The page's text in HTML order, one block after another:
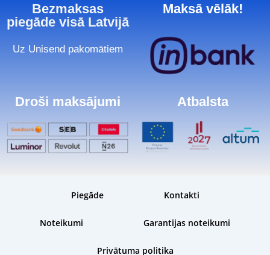
Bezmaksas
piegāde visā Latvijā
Uz Unisend pakomātiem
Maksā vēlāk!
Droši maksājumi Atbalsta
Piegāde Kontakti
Noteikumi Garantijas noteikumi
Privātuma politika